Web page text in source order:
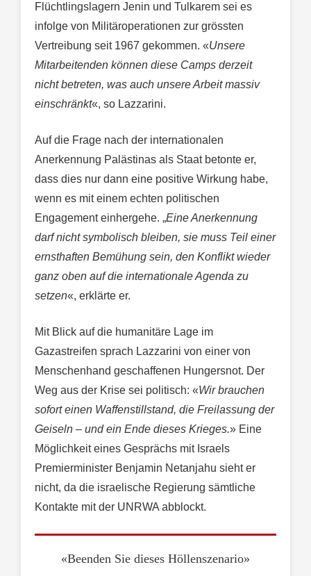
Flüchtlingslagern Jenin und Tulkarem sei es
infolge von Militäroperationen zur grössten
Vertreibung seit 1967 gekommen. «Unsere
Mitarbeitenden können diese Camps derzeit
nicht betreten, was auch unsere Arbeit massiv
einschränkt«, so Lazzarini.
Auf die Frage nach der internationalen
Anerkennung Palästinas als Staat betonte er,
dass dies nur dann eine positive Wirkung habe,
wenn es mit einem echten politischen
Engagement einhergehe. „Eine Anerkennung
darf nicht symbolisch bleiben, sie muss Teil einer
ernsthaften Bemühung sein, den Konflikt wieder
ganz oben auf die internationale Agenda zu
setzen«, erklärte er.
Mit Blick auf die humanitäre Lage im
Gazastreifen sprach Lazzarini von einer von
Menschenhand geschaffenen Hungersnot. Der
Weg aus der Krise sei politisch: «Wir brauchen
sofort einen Waffenstillstand, die Freilassung der
Geiseln – und ein Ende dieses Krieges.» Eine
Möglichkeit eines Gesprächs mit Israels
Premierminister Benjamin Netanjahu sieht er
nicht, da die israelische Regierung sämtliche
Kontakte mit der UNRWA abblockt.
«Beenden Sie dieses Höllenszenario»